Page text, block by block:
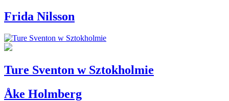
Frida Nilsson
Ture Sventon w Sztokholmie
Åke Holmberg